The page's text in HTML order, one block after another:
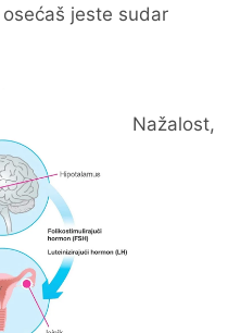
jeste sudar
Nažalost,